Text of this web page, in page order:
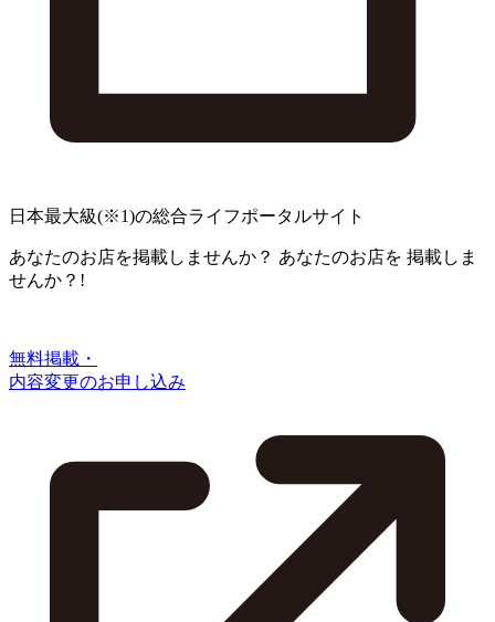
日本最大級(※1)の総合ライフポータルサイト
あなたのお店を掲載しませんか？ あなたのお店を 掲載しま
せんか？!
無料掲載・
内容変更のお申し込み